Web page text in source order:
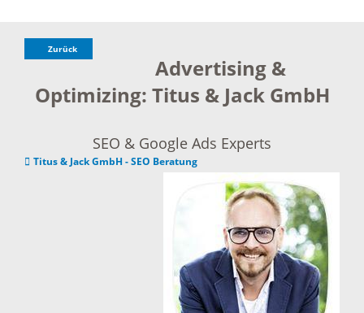
Zurück
Advertising &
Optimizing: Titus & Jack GmbH
SEO & Google Ads Experts
Titus & Jack GmbH - SEO Beratung